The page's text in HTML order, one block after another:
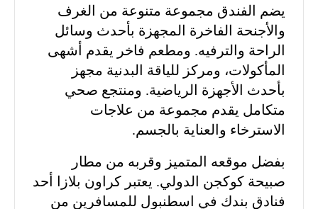
يضم الفندق مجموعة متنوعة من الغرف
والأجنحة الفاخرة المجهزة بأحدث وسائل
الراحة والترفيه. ومطعم فاخر يقدم أشهى
المأكولات، ومركز للياقة البدنية مجهز
بأحدث الأجهزة الرياضية. ومنتجع صحي
متكامل يقدم مجموعة من علاجات
الاسترخاء والعناية بالجسم.
بفضل موقعه المتميز وقربه من مطار
صبيحة كوكجن الدولي. يعتبر كراون بلازا أحد
فنادق بندك في اسطنبول للمسافرين من